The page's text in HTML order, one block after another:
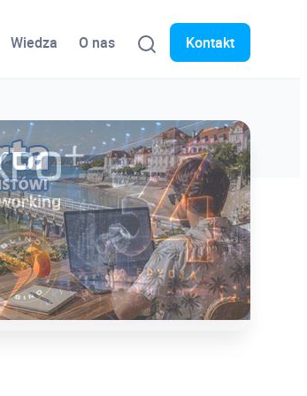
Wiedza O nas Kontakt